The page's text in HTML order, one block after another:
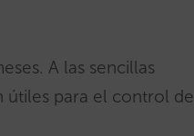
A las sencillas
útiles para el control de